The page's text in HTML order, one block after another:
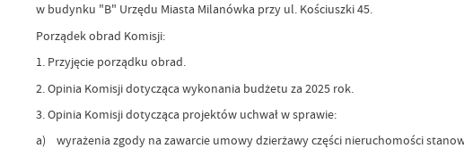
w budynku "B" Urzędu Miasta Milanówka przy ul. Kościuszki 45.
Porządek obrad Komisji:
1. Przyjęcie porządku obrad.
2. Opinia Komisji dotycząca wykonania budżetu za 2025 rok.
3. Opinia Komisji dotycząca projektów uchwał w
a) wyrażenia zgody na zawarcie umowy dzierżawy części nieruchomości